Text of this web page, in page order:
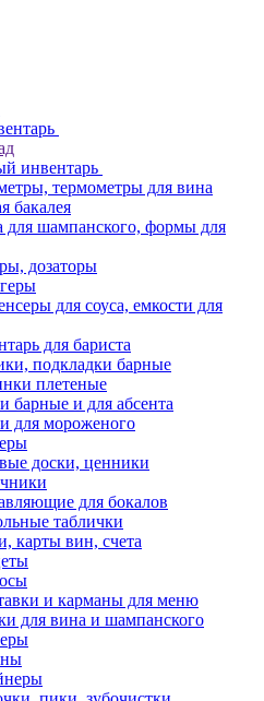
инвентарь
термометры для вина
бакалея
для шампанского, формы для
дозаторы
для соуса, емкости для
для бариста
подкладки барные
плетеные
барные и для абсента
для мороженого
доски, ценники
для бокалов
таблички
карты вин, счета
и карманы для меню
для вина и шампанского